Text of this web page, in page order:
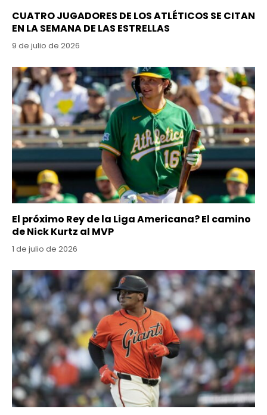
CUATRO JUGADORES DE LOS ATLÉTICOS SE CITAN
EN LA SEMANA DE LAS ESTRELLAS
9 de julio de 2026
El próximo Rey de la Liga Americana? El camino
de Nick Kurtz al MVP
1 de julio de 2026